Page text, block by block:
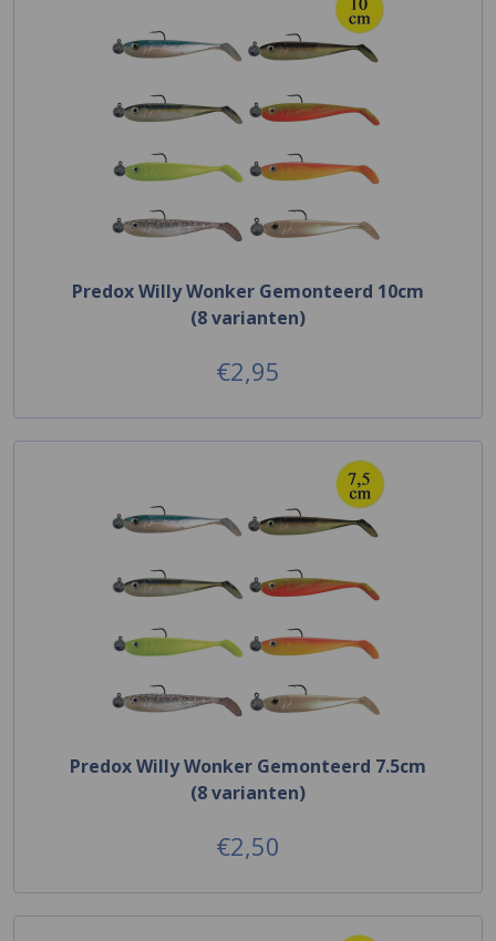
Predox Willy Wonker Gemonteerd 10cm
(8 varianten)
€2,95
Predox Willy Wonker Gemonteerd 7.5cm
(8 varianten)
€2,50